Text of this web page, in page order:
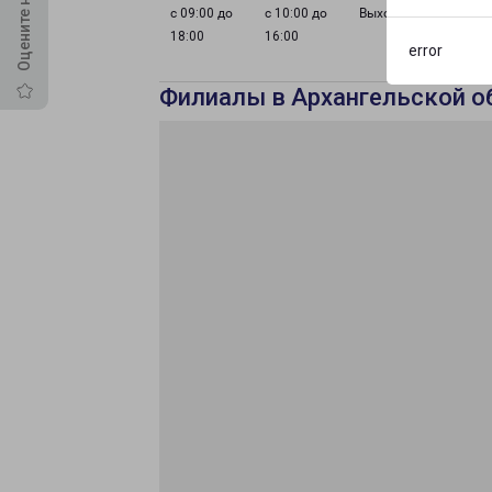
error
с 09:00 до
18:00
с 10:00 до
16:00
Выходной
Филиалы в Архангельской